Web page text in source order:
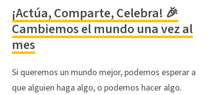
¡Actúa, Comparte, Celebra! 🎉
Cambiemos el mundo una vez al
mes
Si queremos un mundo mejor, podemos esperar a
que alguien haga algo, o podemos hacer algo.